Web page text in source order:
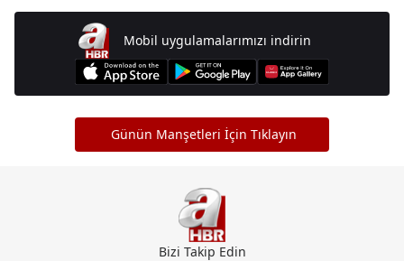
Mobil uygulamalarımızı indirin
Günün Manşetleri İçin Tıklayın
Bizi Takip Edin